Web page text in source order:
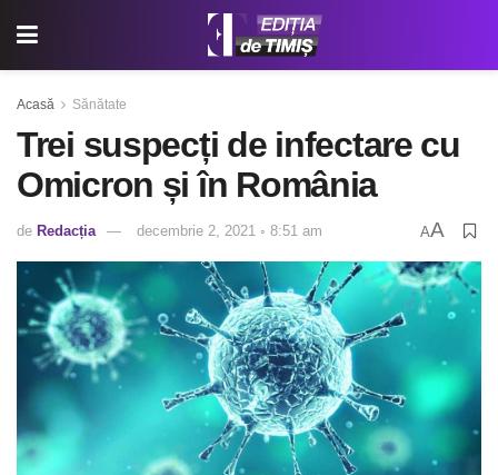
Acasă Sănătate
Trei suspecți de infectare cu
Omicron și în România
de Redacția decembrie 2, 2021 ◦ 8:51 am AA